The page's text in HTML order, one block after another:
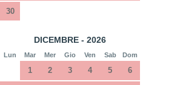
30
DICEMBRE - 2026
Lun Mar Mer Gio Ven Sab Dom
1 2 3 4 5 6